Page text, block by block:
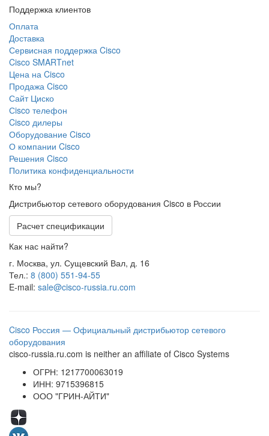
Поддержка клиентов
Оплата
Доставка
Сервисная поддержка Cisco
Cisco SMARTnet
Цена на Cisco
Продажа Cisco
Сайт Циско
Сisco телефон
Cisco дилеры
Оборудование Cisco
О компании Cisco
Решения Cisco
Политика конфиденциальности
Кто мы?
Дистрибьютор сетевого оборудования Cisco в России
Расчет спецификации
Как нас найти?
г. Москва, ул. Сущевский Вал, д. 16
Тел.: 8 (800) 551-94-55
E-mail: sale@cisco-russia.ru.com
Cisco Россия — Официальный дистрибьютор сетевого
оборудования
cisco-russia.ru.com is neither an affiliate of Cisco Systems
ОГРН: 1217700063019
ИНН: 9715396815
ООО "ГРИН-АЙТИ"